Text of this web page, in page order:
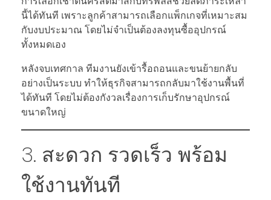
นี้ได้ทันที เพราะลูกค้าสามารถเลือกแพ็กเกจที่เหมาะสม
กับงบประมาณ โดยไม่จำเป็นต้องลงทุนซื้ออุปกรณ์
ทั้งหมดเอง
หลังจบเทศกาล ทีมงานยังเข้ารื้อถอนและขนย้ายกลับ
อย่างเป็นระบบ ทำให้ธุรกิจสามารถกลับมาใช้งานพื้นที่
ได้ทันที โดยไม่ต้องกังวลเรื่องการเก็บรักษาอุปกรณ์
ขนาดใหญ่
3. สะดวก รวดเร็ว พร้อม
ใช้งานทันที